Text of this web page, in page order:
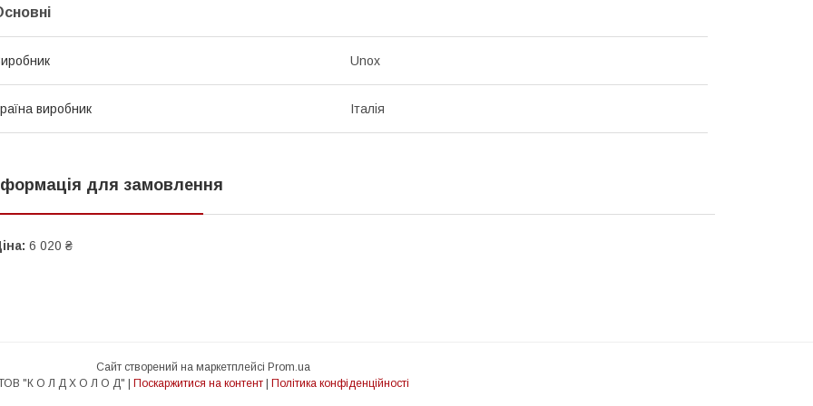
Unox
виробник Італія
для замовлення
6 020 ₴
Сайт створений на маркетплейсі Prom.ua
ТОВ "К О Л Д Х О Л О Д" | Поскаржитися на контент | Політика конфіденційності